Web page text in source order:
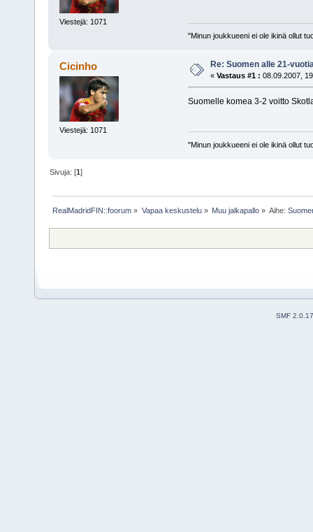
Viestejä: 1071
"Minun joukkueeni ei ole ikinä ollut
Cicinho
Viestejä: 1071
Re: Suomen alle 21-
« Vastaus #1 : 08.09.2007,
Suomelle komea 3-2 voitto
"Minun joukkueeni ei ole ikinä ollut
Sivuja: [1]
RealMadridFIN::foorum » Vapaa keskustelu» Muu jalkapallo» Aihe:
SMF 2.0.17